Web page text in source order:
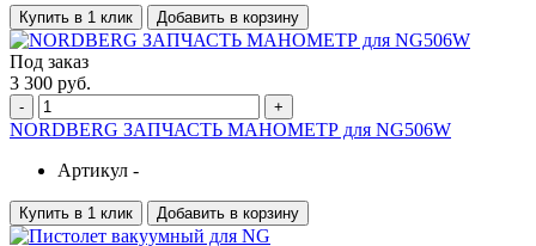
Купить в 1 клик Добавить в корзину
Под заказ
3 300 руб.
- +
NORDBERG ЗАПЧАСТЬ МАНОМЕТР для NG506W
Артикул -
Купить в 1 клик Добавить в корзину